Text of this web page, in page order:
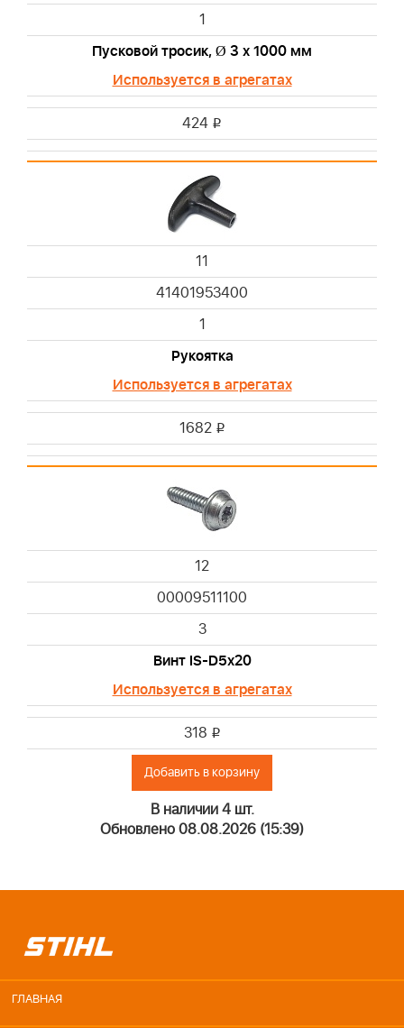
1
Пусковой тросик, Ø 3 х 1000 мм
Используется в агрегатах
424 i
11
41401953400
1
Рукоятка
Используется в агрегатах
1682 i
12
00009511100
3
Винт IS-D5х20
Используется в агрегатах
318 i
Добавить в корзину
В наличии 4 шт.
Обновлено 08.08.2026 (15:39)
ГЛАВНАЯ